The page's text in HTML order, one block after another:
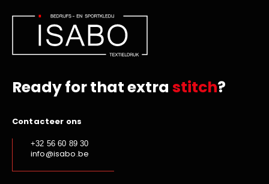
Ready for that extra stitch?
Contacteer ons
+32 56 60 89 30
info@isabo.be